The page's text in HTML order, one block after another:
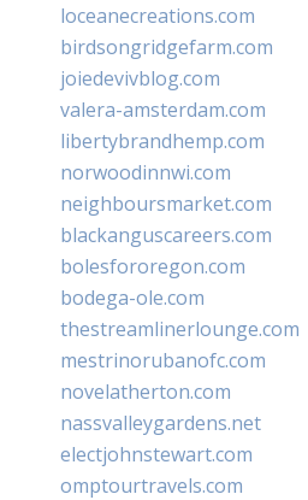
loceanecreations.com
birdsongridgefarm.com
joiedevivblog.com
valera-amsterdam.com
libertybrandhemp.com
norwoodinnwi.com
neighboursmarket.com
blackanguscareers.com
bolesfororegon.com
bodega-ole.com
thestreamlinerlounge.com
mestrinorubanofc.com
novelatherton.com
nassvalleygardens.net
electjohnstewart.com
omptourtravels.com